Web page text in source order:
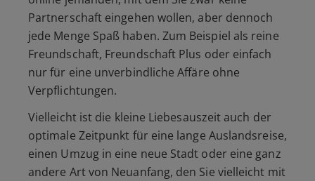
Partnerschaft eingehen wollen, aber dennoch
jede Menge Spaß haben. Zum Beispiel als reine
Freundschaft, Freundschaft Plus oder einfach
nur für eine unverbindliche Affäre ohne
Verpflichtungen.
Vielleicht ist die kleine Liebesauszeit auch der
optimale Zeitpunkt für eine lange Auslandsreise,
einen Umzug in eine neue Stadt oder eine ganz
andere Art von Neuanfang, den Sie vielleicht mit